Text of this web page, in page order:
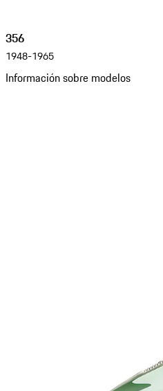
356
1948-1965
Información sobre modelos